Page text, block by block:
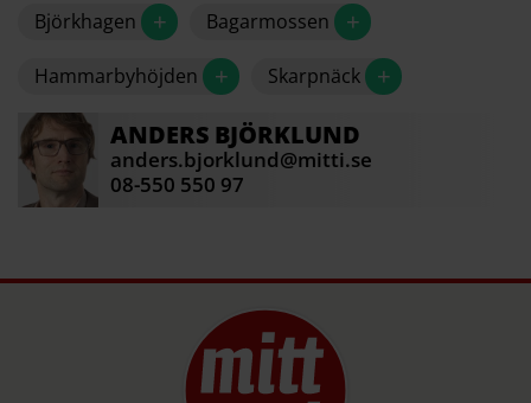
Björkhagen + Bagarmossen +
Hammarbyhöjden + Skarpnäck +
ANDERS BJÖRKLUND
anders.bjorklund@mitti.se
08-550 550 97